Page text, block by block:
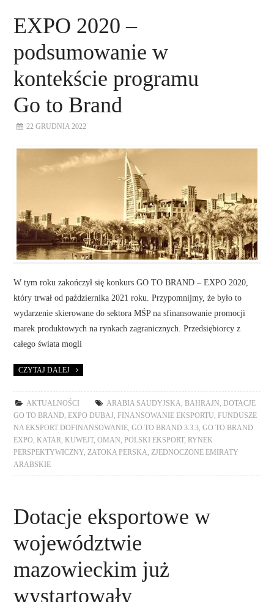
EXPO 2020 –
podsumowanie w
kontekście programu
Go to Brand
22 GRUDNIA 2022
W tym roku zakończył się konkurs GO TO BRAND – EXPO 2020,
który trwał od października 2021 roku. Przypomnijmy, że było to
wydarzenie skierowane do sektora MŚP na sfinansowanie promocji
marek produktowych na rynkach zagranicznych. Przedsiębiorcy z
całego świata mogli
CZYTAJ DALEJ
AKTUALNOŚCI ARABIA SAUDYJSKA BAHRAJN
DOTACJE
GO TO BRAND
EXPO DUBAJ FINANSOWANIE EKSPORTU
FUNDUSZE
NA EKSPORT DOFINANSOWANIE ,GO TO BRAND 3.3.3 ,GO TO BRAND
EXPO
KATAR KUWEJT,OMAN POLSKI EKSPORT, RYNEK
PERSPEKTYWICZNY
ZATOKA PERSKA
ZJEDNOCZONE EMIRATY
ARABSKIE
Dotacje eksportowe w
województwie
mazowieckim już
wystartowały